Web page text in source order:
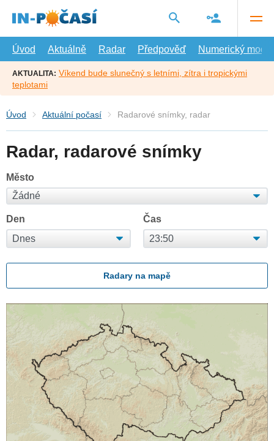
hlavní
Úvod
Aktuálně Radar Předpověď Numerický model
AKTUALITA: Víkend bude slunečný s letními, zítra i tropickými
teplotami
Úvod Aktuální počasí Radarové snímky, radar
Radar, radarové snímky
Město
Den Čas
Radary na mapě